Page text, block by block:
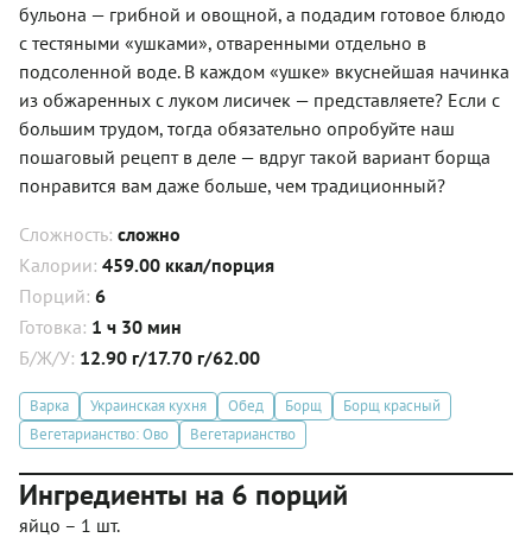
бульона — грибной и овощной, а подадим готовое блюдо
с тестяными «ушками», отваренными отдельно в
подсоленной воде. В каждом «ушке» вкуснейшая начинка
из обжаренных с луком лисичек — представляете? Если с
большим трудом, тогда обязательно опробуйте наш
пошаговый рецепт в деле — вдруг такой вариант борща
понравится вам даже больше, чем традиционный?
Сложность: сложно
Калории: 459.00 ккал/порция
Порций: 6
Готовка: 1 ч 30 мин
Б/Ж/У: 12.90 г/17.70 г/62.00
Варка Украинская кухня Обед Борщ
Борщ красный
Вегетарианство: Ово
Вегетарианство
Ингредиенты на 6 порций
яйцо – 1 шт.